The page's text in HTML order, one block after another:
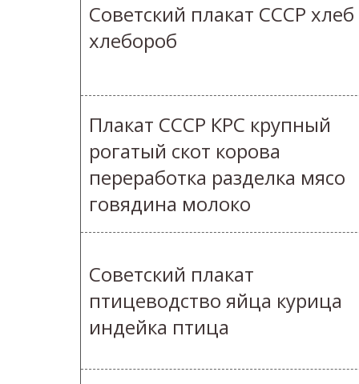
Советский плакат СССР хлеб
хлебороб
Плакат СССР КРС крупный
рогатый скот корова
переработка разделка мясо
говядина молоко
Советский плакат
птицеводство яйца курица
индейка птица